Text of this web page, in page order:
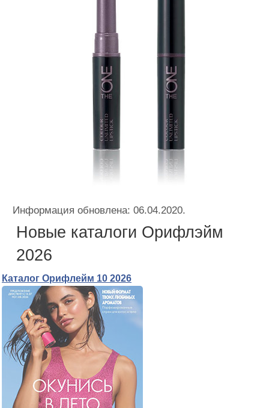
Информация обновлена: 06.04.2020.
Новые каталоги Орифлэйм
2026
Каталог Орифлейм 10 2026